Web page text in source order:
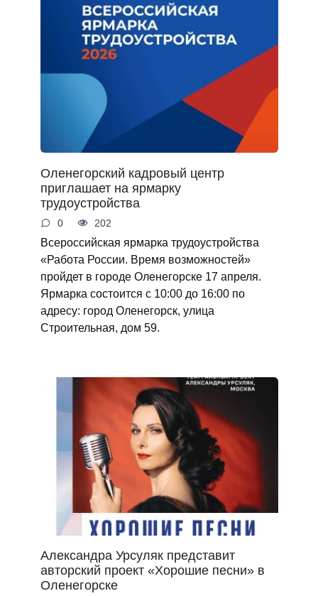
Оленегорский кадровый центр
приглашает на ярмарку
трудоустройства
0 202
Всероссийская ярмарка трудоустройства
«Работа России. Время возможностей»
пройдет в городе Оленегорске 17 апреля.
Ярмарка состоится с 10:00 до 16:00 по
адресу: город Оленегорск, улица
Строительная, дом 59.
Александра Урсуляк представит
авторский проект «Хорошие песни» в
Оленегорске